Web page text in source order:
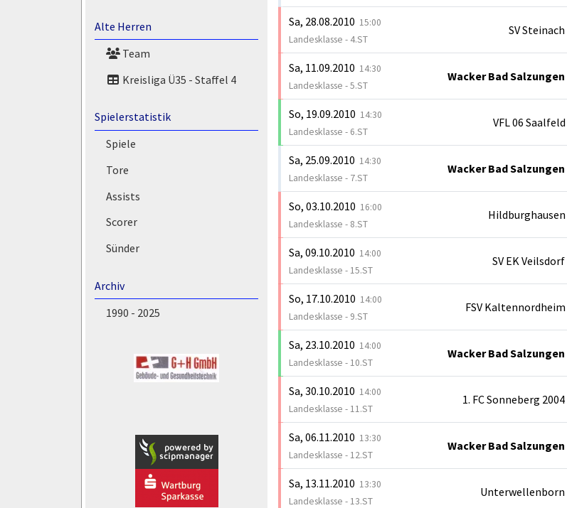
Alte Herren
Team
Kreisliga Ü35 - Staffel 4
Spielerstatistik
Spiele
Tore
Assists
Scorer
Sünder
Archiv
1990 - 2025
Sa, 28.08.2010 15:00
Landesklasse - 4.ST
SV Steinach
Sa, 11.09.2010 14:30
Landesklasse - 5.ST
Wacker Bad Salzungen
So, 19.09.2010 14:30
Landesklasse - 6.ST
VFL 06 Saalfeld
Sa, 25.09.2010 14:30
Landesklasse - 7.ST
Wacker Bad Salzungen
So, 03.10.2010 16:00
Landesklasse - 8.ST
Hildburghausen
Sa, 09.10.2010 14:00
Landesklasse - 15.ST
SV EK Veilsdorf
So, 17.10.2010 14:00
Landesklasse - 9.ST
FSV Kaltennordheim
Sa, 23.10.2010 14:00
Landesklasse - 10.ST
Wacker Bad Salzungen
Sa, 30.10.2010 14:00
Landesklasse - 11.ST
1. FC Sonneberg 2004
Sa, 06.11.2010 13:30
Landesklasse - 12.ST
Wacker Bad Salzungen
Sa, 13.11.2010 13:30
Landesklasse - 13.ST
Unterwellenborn